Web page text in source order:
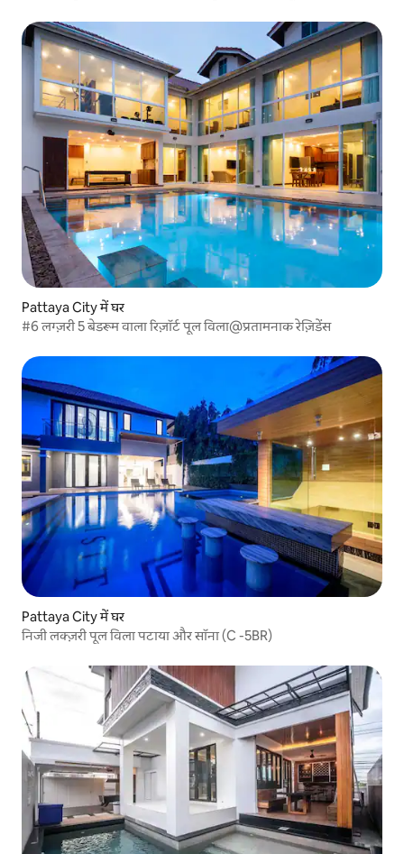
Pattaya City में घर
#6 लग्ज़री 5 बेडरूम वाला रिज़ॉर्ट पूल विला@प्रतामनाक रेज़िडेंस
Pattaya City में घर
निजी लक्ज़री पूल विला पटाया और सॉना (C -5BR)